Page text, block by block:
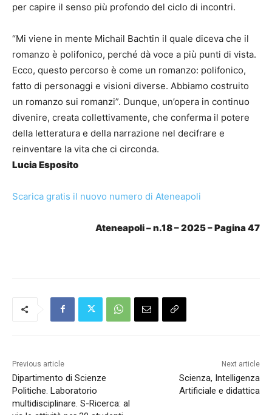
per capire il senso più profondo del ciclo di incontri.
“Mi viene in mente Michail Bachtin il quale diceva che il
romanzo è polifonico, perché dà voce a più punti di vista.
Ecco, questo percorso è come un romanzo: polifonico,
fatto di personaggi e visioni diverse. Abbiamo costruito
un romanzo sui romanzi”. Dunque, un’opera in continuo
divenire, creata collettivamente, che conferma il potere
della letteratura e della narrazione nel decifrare e
reinventare la vita che ci circonda.
Lucia Esposito
Scarica gratis il nuovo numero di Ateneapoli
Ateneapoli – n.18 – 2025 – Pagina 47
Previous article
Dipartimento di Scienze
Politiche. Laboratorio
multidisciplinare. S-Ricerca: al
Next article
Scienza, Intelligenza
Artificiale e didattica